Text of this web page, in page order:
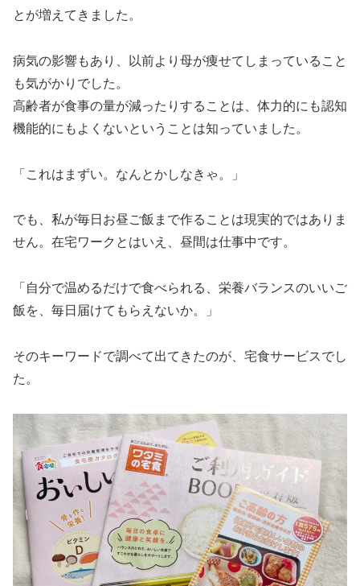
とが増えてきました。
病気の影響もあり、以前より母が痩せてしまっていること
も気がかりでした。
高齢者が食事の量が減ったりすることは、体力的にも認知
機能的にもよくないということは知っていました。
「これはまずい。なんとかしなきゃ。」
でも、私が毎日お昼ご飯まで作ることは現実的ではありま
せん。在宅ワークとはいえ、昼間は仕事中です。
「自分で温めるだけで食べられる、栄養バランスのいいご
飯を、毎日届けてもらえないか。」
そのキーワードで調べて出てきたのが、宅食サービスでし
た。